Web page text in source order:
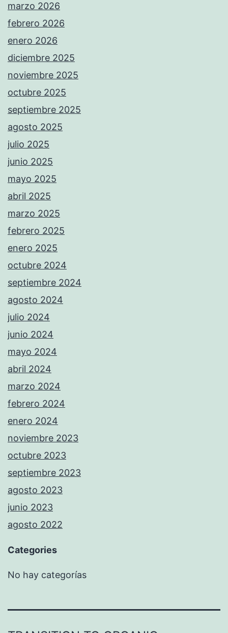
marzo 2026
febrero 2026
enero 2026
diciembre 2025
noviembre 2025
octubre 2025
septiembre 2025
agosto 2025
julio 2025
junio 2025
mayo 2025
abril 2025
marzo 2025
febrero 2025
enero 2025
octubre 2024
septiembre 2024
agosto 2024
julio 2024
junio 2024
mayo 2024
abril 2024
marzo 2024
febrero 2024
enero 2024
noviembre 2023
octubre 2023
septiembre 2023
agosto 2023
junio 2023
agosto 2022
Categories
No hay categorías